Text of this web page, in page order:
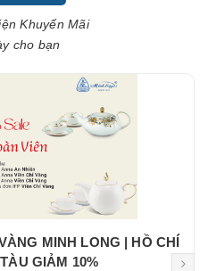
Khuyến Mãi
cho bạn
MINH LONG | HỒ CHÍ
GIẢM 10%